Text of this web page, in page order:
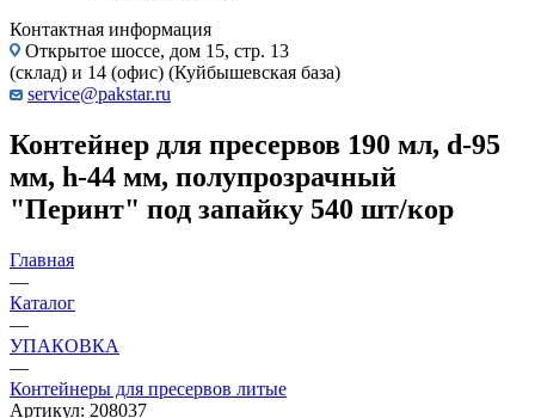
Контактная информация
Открытое шоссе, дом 15, стр. 13
(склад) и 14 (офис) (Куйбышевская база)
service@pakstar.ru
Контейнер для пресервов 190 мл, d-95
мм, h-44 мм, полупрозрачный
"Перинт" под запайку 540 шт/кор
Главная
—
Каталог
—
УПАКОВКА
—
Контейнеры для пресервов литые
Артикул: 208037